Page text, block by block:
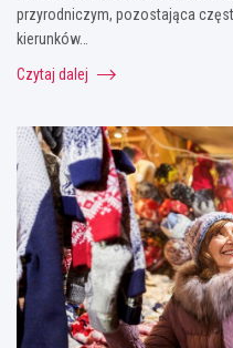
przyrodniczym, pozostająca
kierunków…
Czytaj dalej